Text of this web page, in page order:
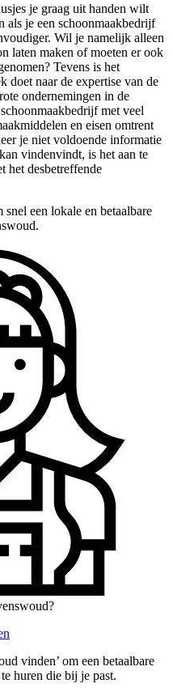
je graag uit handen wilt
als je een schoonmaakbedrijf
Wil je namelijk alleen
laten maken of moeten er ook
Tevens is het
doet naar de expertise van de
ondernemingen in de
met veel
en eisen omtrent
je niet voldoende informatie
vindenvindt, is het aan te
het desbetreffende
snel een lokale en betaalbare
vinden’ om een betaalbare
huren die bij je past.